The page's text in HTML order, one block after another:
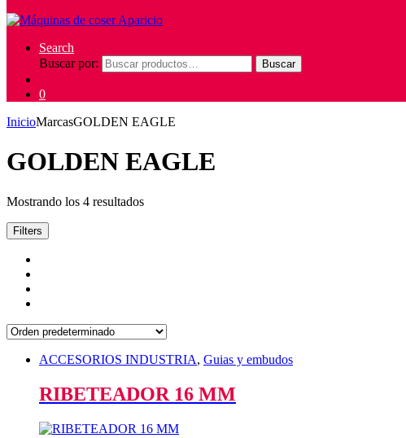
Search
Buscar por:
Buscar
0
InicioMarcasGOLDEN EAGLE
GOLDEN EAGLE
Mostrando los 4 resultados
Filters
ACCESORIOS INDUSTRIA, Guias y embudos
RIBETEADOR 16 MM